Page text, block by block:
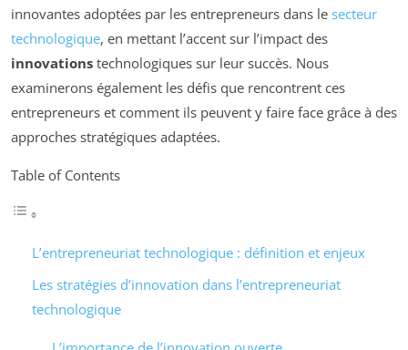
innovantes adoptées par les entrepreneurs dans le secteur
technologique, en mettant l’accent sur l’impact des
innovations technologiques sur leur succès. Nous
examinerons également les défis que rencontrent ces
entrepreneurs et comment ils peuvent y faire face grâce à des
approches stratégiques adaptées.
Table of Contents
L’entrepreneuriat technologique : définition et enjeux
Les stratégies d’innovation dans l’entrepreneuriat
technologique